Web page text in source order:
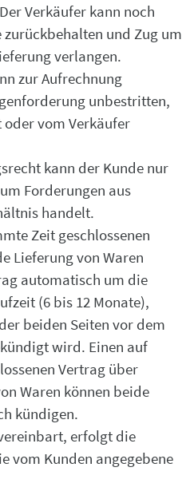
Verkäufer kann noch
zurückbehalten und Zug um
verlangen.
zur Aufrechnung
unbestritten,
vom Verkäufer
kann der Kunde nur
Forderungen aus
handelt.
Zeit geschlossenen
Lieferung von Waren
automatisch um die
(6 bis 12 Monate),
beiden Seiten vor dem
wird. Einen auf
Vertrag über
Waren können beide
kündigen.
erfolgt die
vom Kunden angegebene